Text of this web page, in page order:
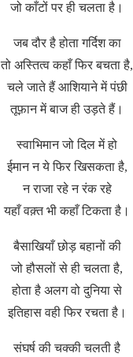
जो काँटों पर ही चलता है।
जब दौर है होता गर्दिश का
तो अस्तित्व कहाँ फिर बचता है,
चले जाते हैं आशियाने में पंछी
तूफ़ान में बाज ही उड़ते हैं।
स्वाभिमान जो दिल में हो
ईमान न ये फिर खिसकता है,
न राजा रहे न रंक रहे
यहाँ वक़्त भी कहाँ टिकता है।
बैसाखियाँ छोड़ बहानों की
जो हौसलों से ही चलता है,
होता है अलग वो दुनिया से
इतिहास वही फिर रचता है।
संघर्ष की चक्की चलती है